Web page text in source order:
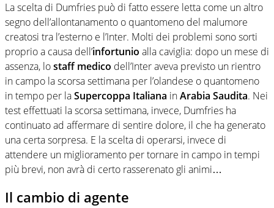
La scelta di Dumfries può di fatto essere letta come un altro
segno dell’allontanamento o quantomeno del malumore
creatosi tra l’esterno e l’Inter. Molti dei problemi sono sorti
proprio a causa dell’infortunio alla caviglia: dopo un mese di
assenza, lostaff medico dell’Inter aveva previsto un rientro
in campo la scorsa settimana per l’olandese o quantomeno
in tempo per laSupercoppa Italiana inArabia Saudita. Nei
test effettuati la scorsa settimana, invece, Dumfries ha
continuato ad affermare di sentire dolore, il che ha generato
una certa sorpresa. E la scelta di operarsi, invece di
attendere un miglioramento per tornare in campo in tempi
più brevi, non avrà di certo rasserenato gli animi…
Il cambio di agente